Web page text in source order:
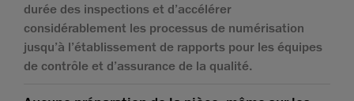
durée des inspections et d’accélérer
considérablement les processus de numérisation
jusqu’à l’établissement de rapports pour les équipes
de contrôle et d’assurance de la qualité.